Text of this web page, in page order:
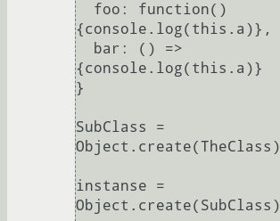
{console.log(this.a)},
{console.log(this.a)}
}
SubClass =
Object.create(TheClass)
instanse =
Object.create(SubClass)